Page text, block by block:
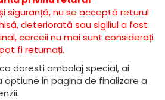
siguranță, nu se acceptă returul
deteriorată sau sigiliul a fost
cerceii nu mai sunt considerați
fi returnați.
doresti ambalaj special, ai
in pagina de finalizare a